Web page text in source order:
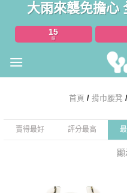
大雨來襲免擔心
15
時
首頁 / 揹巾腰凳 /
賣得最好 評分最高